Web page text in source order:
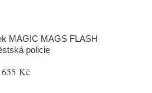
MAGIC MAGS FLASH
policie
655 Kč